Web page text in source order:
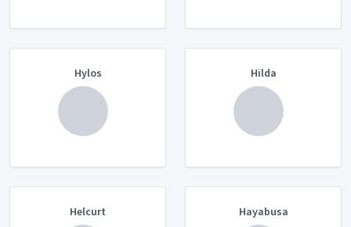
Hylos Hilda
Helcurt Hayabusa